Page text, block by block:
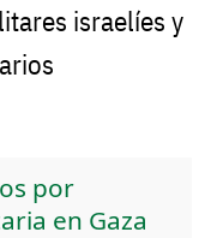
israelíes y
por
en Gaza